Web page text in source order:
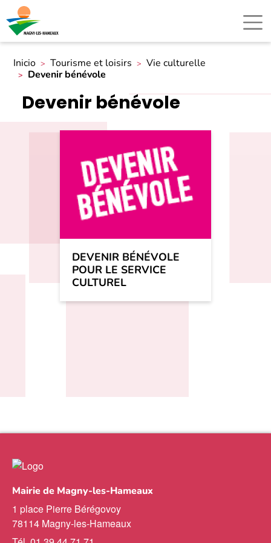
Inicio Tourisme et loisirs
Vie culturelle
Devenir bénévole
Devenir bénévole
DEVENIR BÉNÉVOLE
POUR LE SERVICE
CULTUREL
Mairie de Magny-les-Hameaux
1 place Pierre Bérégovoy
78114 Magny-les-Hameaux